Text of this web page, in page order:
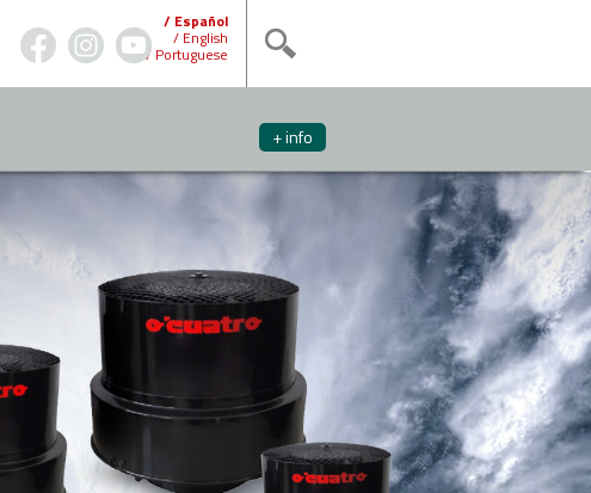
/ Español
/ English
/ Portuguese
+ info